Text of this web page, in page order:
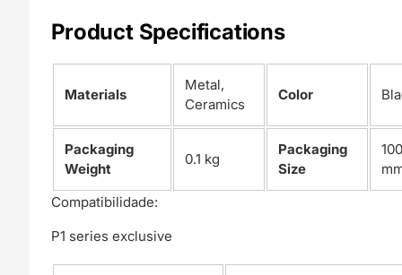
Product Specifications
Materials
Metal,
Ceramics
Color
Packaging
Weight
0.1 kg
Packaging
Size
Compatibilidade:
P1 series exclusive